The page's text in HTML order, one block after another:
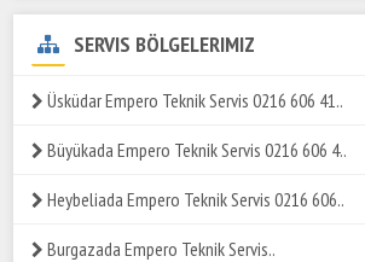
SERVIS BÖLGELERIMIZ
Üsküdar Empero Teknik Servis 0216 606 41..
Büyükada Empero Teknik Servis 0216 606 4..
Heybeliada Empero Teknik Servis 0216 606..
Burgazada Empero Teknik Servis..